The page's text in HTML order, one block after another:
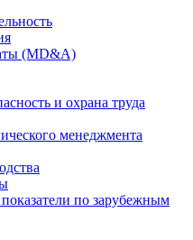
(MD&A)
и охрана труда
менеджмента
по зарубежным